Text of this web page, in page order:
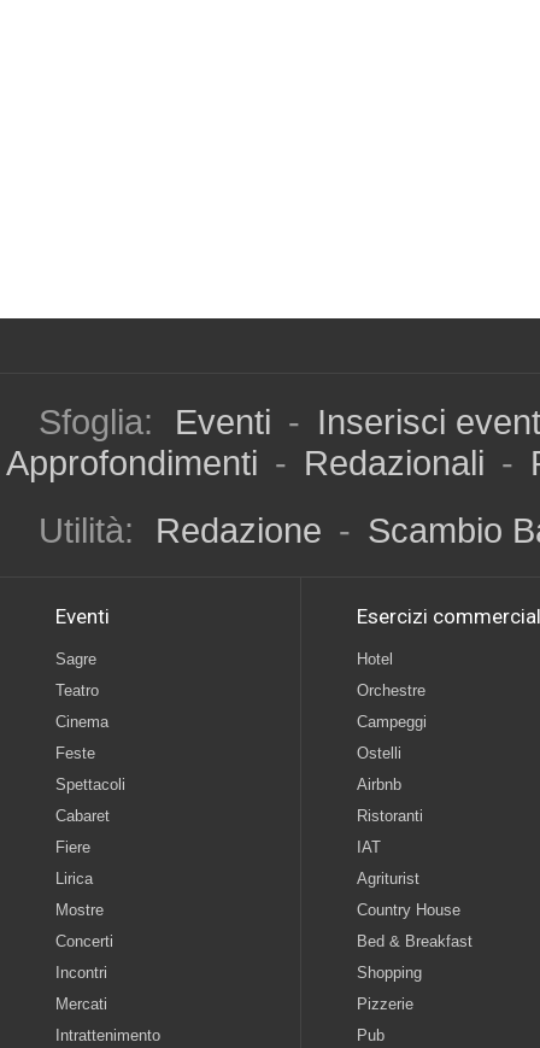
Sfoglia: Eventi - Inserisci
Approfondimenti - Redazionali -
Utilità:
Redazione - Scambio
Eventi
Sagre
Teatro
Cinema
Feste
Spettacoli
Cabaret
Fiere
Lirica
Mostre
Concerti
Incontri
Mercati
Intrattenimento
Esercizi
Hotel
Orchestre
Campeggi
Ostelli
Airbnb
Ristoranti
IAT
Agriturist
Country House
Bed & Breakfast
Shopping
Pizzerie
Pub